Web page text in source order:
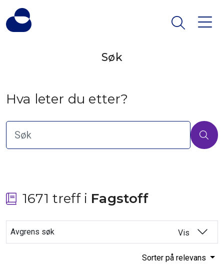
Søk
Hva leter du etter?
1671 treff i Fagstoff
Avgrens søk Vis
Sorter på relevans